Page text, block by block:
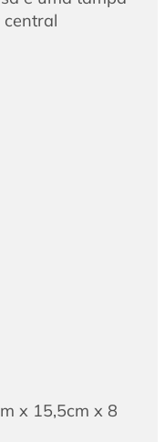
central
x 15,5cm x 8